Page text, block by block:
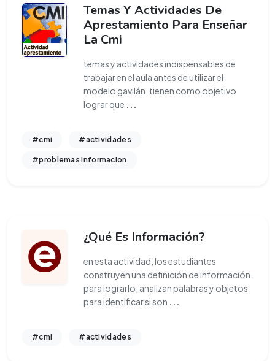
Temas Y Actividades De
Aprestamiento Para Enseñar
La Cmi
temas y actividades indispensables de
trabajar en el aula antes de utilizar el
modelo gavilán. tienen como objetivo
lograr que ...
#cmi #actividades
#problemas informacion
¿Qué Es Información?
en esta actividad, los estudiantes
construyen una definición de información.
para lograrlo, analizan palabras y objetos
para identificar si son ...
#cmi #actividades